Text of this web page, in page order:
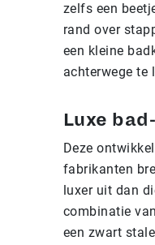
zelfs een
rand over
een kleine
achterwege te
Luxe
Deze
fabrikanten
luxer uit dan
combinatie
een zwart